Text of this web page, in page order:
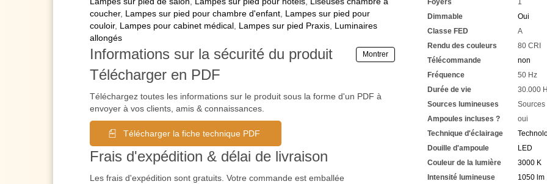
Avec une largeur de 25 cm
La saillie dans la pièce est
Très faible consommation
La puissance lumineuse de
classique de 100 watts
3000 kelvins donnent une
Rapport chromatique élevé
Voyez les couleurs avec
Durée de vie extrêmement
Vous avez chez nous une
Si vous avez des
Renseignez-vous sur les
Nous attendons vos
coucher, Lampes sur pied pour chambre d'enfant, Lampes sur pied pour
couloir, Lampes pour cabinet médical, Lampes sur pied Praxis, Luminaires
allongés
Informations sur la sécurité du produit Montrer
Télécharger en PDF
Téléchargez toutes les informations sur le produit sous la forme d'un PDF à
envoyer à vos clients, amis & connaissances.
Télécharger la fiche technique PDF
Frais d'expédition & délai de livraison
Les frais d'expédition sont gratuits. Votre commande est emballée
Foyers
1
Dimmable
Oui
Classe FED
A
Rendu des couleurs
80 CRI
Télécommande
non
Fréquence
50 Hz
Durée de vie
30.000
Sources lumineuses
Sources
Ampoules incluses ?
oui
Technique d'éclairage
Douille d'ampoule
LED
Couleur de la lumière
3000 K
Intensité lumineuse
1050 lm